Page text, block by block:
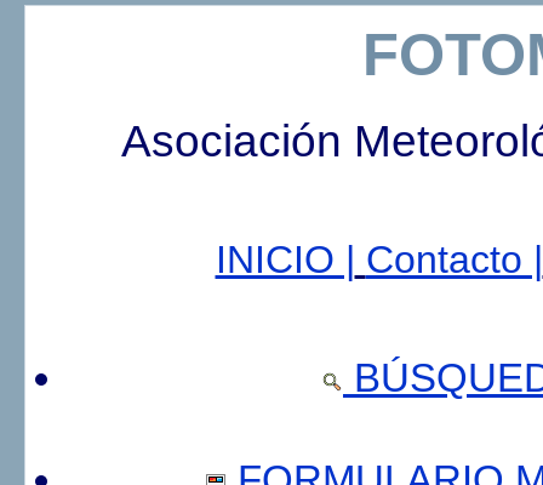
Asociación
INICIO | Contacto |